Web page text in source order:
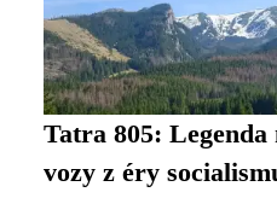
Tatra 805: Legenda
vozy z éry